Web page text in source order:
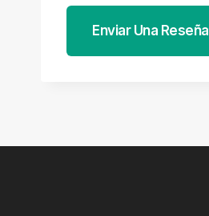
Enviar Una Reseña